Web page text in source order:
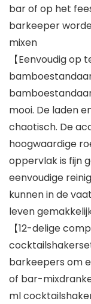
bar of op het
barkeeper
mixen
【Eenvoudig op
mooi. De laden
chaotisch. De
hoogwaardige
oppervlak is fijn
eenvoudige
kunnen in de
leven
【12-delige
barkeepers om
of bar-
ml